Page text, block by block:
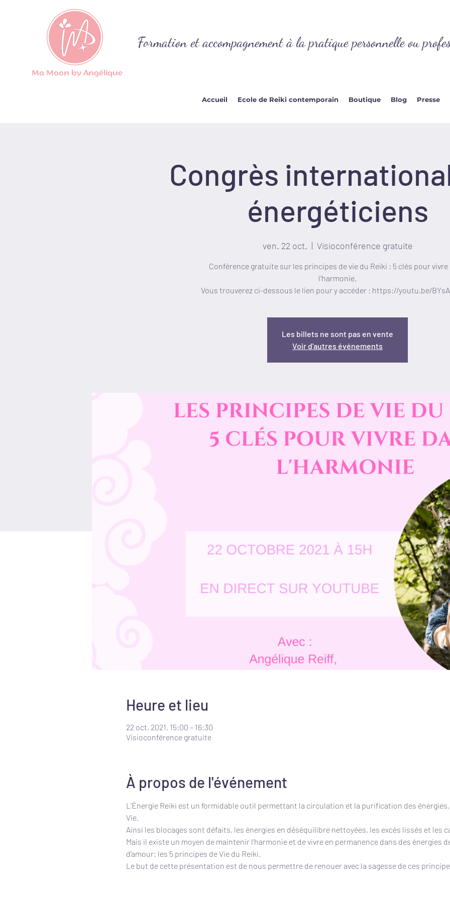
Formation et accompagnement à la pratique personnelle ou
Ma Moon by Angélique
Accueil Ecole de Reiki contemporain Boutique Blog Presse
Congrès
énergéticiens
ven. 22 oct.
  |
Visioconférence gratuite
Conférence gratuite sur les principes de vie du Reiki : 5 clés pour vivre
l'harmonie.
Vous trouverez ci-dessous le lien pour y accéder : https://youtu.be/
Les billets ne sont pas en vente
Voir d'autres événements
Heure et lieu
22 oct. 2021, 15:00 – 16:30
Visioconférence gratuite
À propos de l'événement
L’Énergie Reiki est un formidable outil permettant la circulation et la purification des
Vie.
Ainsi les blocages sont défaits, les énergies en déséquilibre nettoyées, les excès lissés et les
Mais il existe un moyen de maintenir l’harmonie et de vivre en permanence dans des énergies
d’amour: les 5 principes de Vie du Reiki.
Le but de cette présentation est de nous permettre de renouer avec la sagesse de ces